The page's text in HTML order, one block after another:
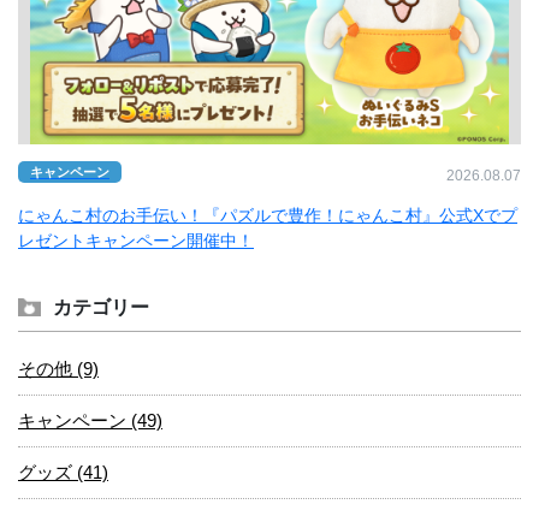
キャンペーン 2026.08.07
にゃんこ村のお手伝い！『パズルで豊作！にゃんこ村』公式Xでプ
レゼントキャンペーン開催中！
カテゴリー
その他 (9)
キャンペーン (49)
グッズ (41)